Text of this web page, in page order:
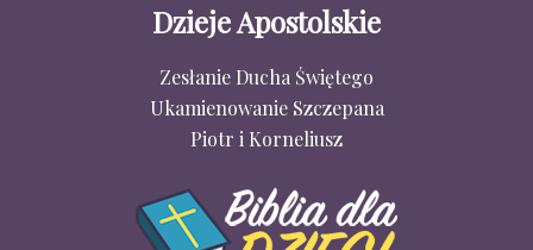
Dzieje Apostolskie
Zesłanie Ducha Świętego
Ukamienowanie Szczepana
Piotr i Korneliusz